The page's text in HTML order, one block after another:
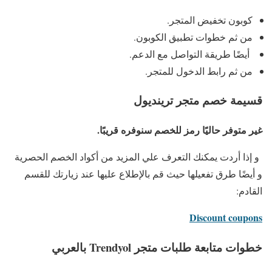
كوبون تخفيض المتجر.
من ثم خطوات تطبيق الكوبون.
أيضًا طريقة التواصل مع الدعم.
من ثم رابط الدخول للمتجر.
قسيمة خصم متجر ترينديول
غير متوفر حاليًا رمز للخصم سنوفره قريبًا.
و إذا أردت يمكنك التعرف علي المزيد من أكواد الخصم الحصرية
و أيضًا طرق تفعيلها حيث قم بالإطلاع عليها عند زيارتك للقسم
القادم:
Discount coupons
خطوات متابعة طلبات متجر Trendyol بالعربي